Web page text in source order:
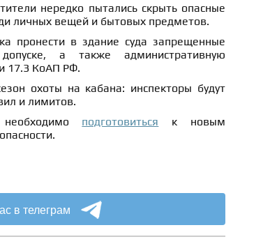
нередко пытались скрыть опасные
личных вещей и бытовых предметов.
пронести в здание суда запрещенные
а также административную
17.3 КоАП РФ.
охоты на кабана: инспекторы будут
и лимитов.
подготовиться к новым
в телеграм